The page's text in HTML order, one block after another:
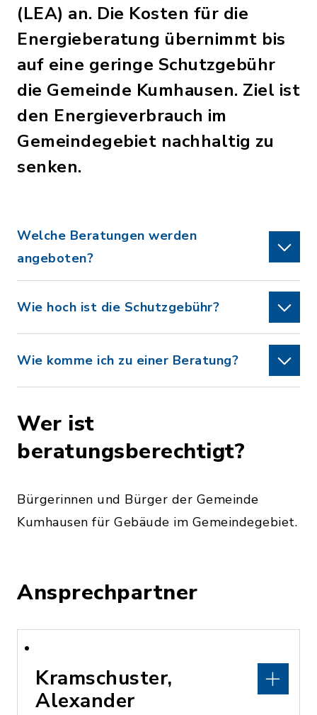
(LEA) an. Die Kosten für die
Energieberatung übernimmt bis
auf eine geringe Schutzgebühr
die Gemeinde Kumhausen. Ziel ist
den Energieverbrauch im
Gemeindegebiet nachhaltig zu
senken.
Welche Beratungen werden
angeboten?
Wie hoch ist die Schutzgebühr?
Wie komme ich zu einer Beratung?
Wer ist
beratungsberechtigt?
Bürgerinnen und Bürger der Gemeinde
Kumhausen für Gebäude im Gemeindegebiet.
Ansprechpartner
Kramschuster,
Alexander